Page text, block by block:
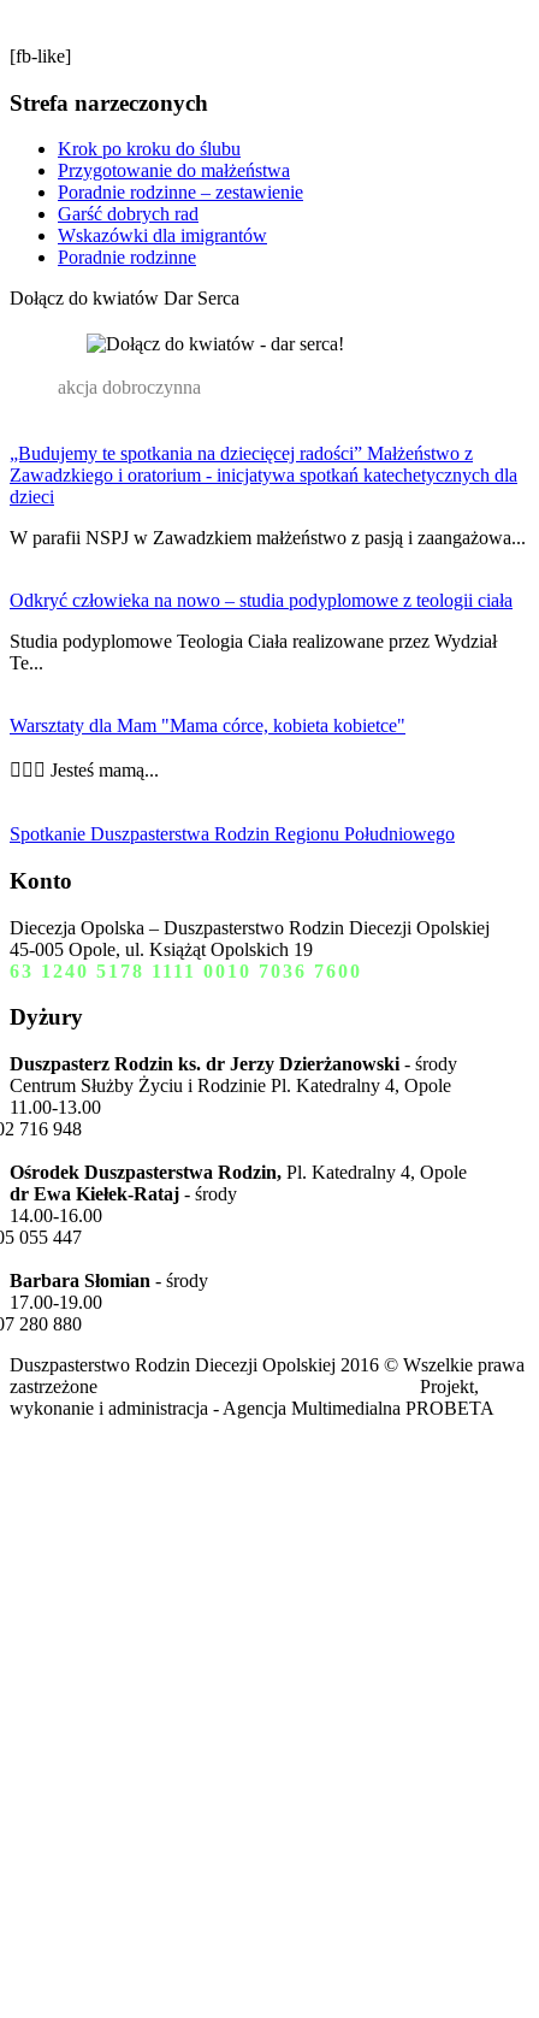
[fb-like]
Strefa narzeczonych
Krok po kroku do ślubu
Przygotowanie do małżeństwa
Poradnie rodzinne – zestawienie
Garść dobrych rad
Wskazówki dla imigrantów
Poradnie rodzinne
Dołącz do kwiatów Dar Serca
akcja dobroczynna
„Budujemy te spotkania na dziecięcej radości” Małżeństwo z
Zawadzkiego i oratorium - inicjatywa spotkań katechetycznych dla
dzieci
W parafii NSPJ w Zawadzkiem małżeństwo z pasją i zaangażowa...
Odkryć człowieka na nowo – studia podyplomowe z teologii ciała
Studia podyplomowe Teologia Ciała realizowane przez Wydział
Te...
Warsztaty dla Mam "Mama córce, kobieta kobietce"
👩‍❤️‍👩 Jesteś mamą...
Spotkanie Duszpasterstwa Rodzin Regionu Południowego
Konto
Diecezja Opolska – Duszpasterstwo Rodzin Diecezji Opolskiej
45-005 Opole, ul. Książąt Opolskich 19
63 1240 5178 1111 0010 7036 7600
Dyżury
Duszpasterz Rodzin ks. dr Jerzy Dzierżanowski - środy
Centrum Służby Życiu i Rodzinie Pl. Katedralny 4, Opole
11.00-13.00
716 948
Ośrodek Duszpasterstwa Rodzin, Pl. Katedralny 4, Opole
dr Ewa Kiełek-Rataj - środy
14.00-16.00
055 447
Barbara Słomian - środy
17.00-19.00
280 880
Duszpasterstwo Rodzin Diecezji Opolskiej 2016 © Wszelkie prawa
zastrzeżone Projekt,
wykonanie i administracja - Agencja Multimedialna PROBETA